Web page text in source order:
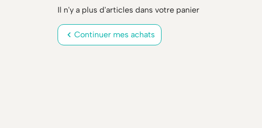
Il n'y a plus d'articles dans votre panier
chevron_left Continuer mes achats